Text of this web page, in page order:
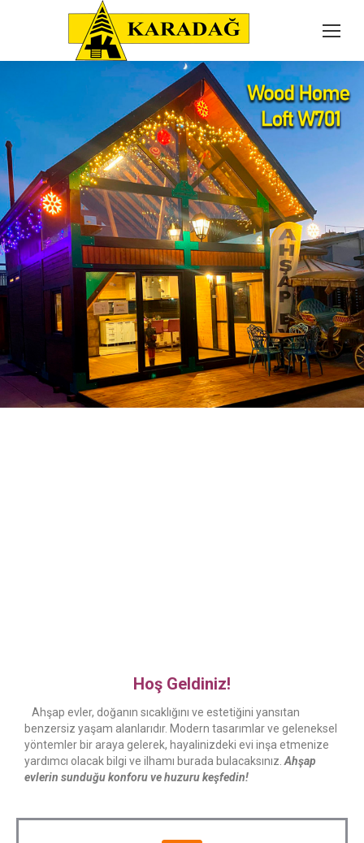
Hoş Geldiniz!
Ahşap evler, doğanın sıcaklığını ve estetiğini yansıtan
benzersiz yaşam alanlarıdır. Modern tasarımlar ve geleneksel
yöntemler bir araya gelerek, hayalinizdeki evi inşa etmenize
yardımcı olacak bilgi ve ilhamı burada bulacaksınız. Ahşap
evlerin sunduğu konforu ve huzuru keşfedin!